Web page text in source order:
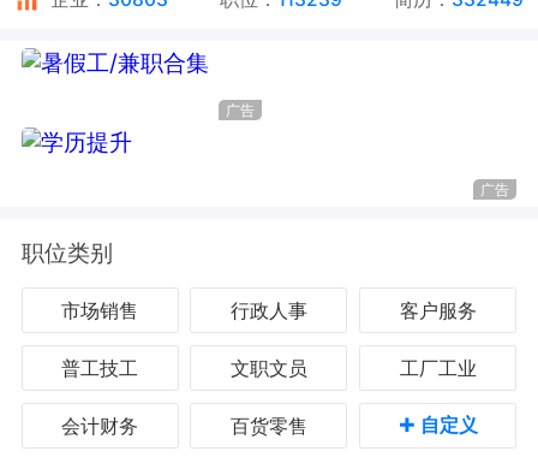
广告
广告
职位类别
市场销售 行政人事 客户服务
普工技工 文职文员 工厂工业
会计财务 百货零售 + 自定义